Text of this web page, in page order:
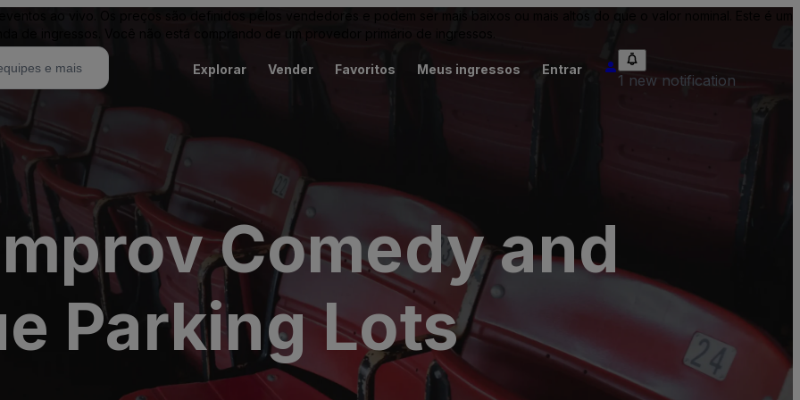
Explorar Vender Favoritos Meus ingressos Entrar
1 new notification
Comedy and
Parking Lots